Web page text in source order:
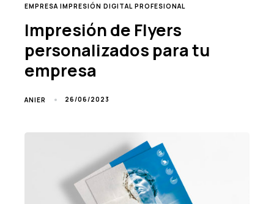
TAGS
EMPRESA IMPRESIÓN DIGITAL PROFESIONAL
Impresión de Flyers
personalizados para tu
empresa
ANIER 26/06/2023